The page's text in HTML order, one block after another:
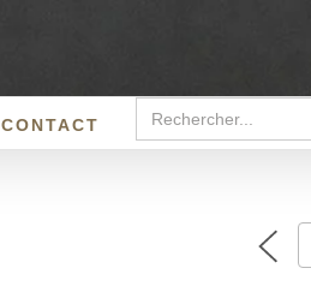
CONTACT
Search
for: